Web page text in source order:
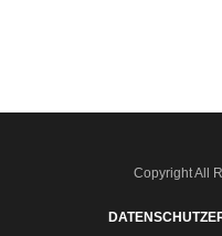
Copyright All